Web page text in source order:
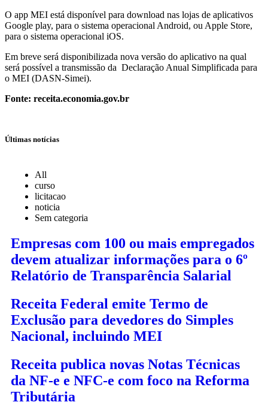
O app MEI está disponível para download nas lojas de aplicativos
Google play, para o sistema operacional Android, ou Apple Store,
para o sistema operacional iOS.
Em breve será disponibilizada nova versão do aplicativo na qual
será possível a transmissão da Declaração Anual Simplificada para
o MEI (DASN-Simei).
Fonte: receita.economia.gov.br
Últimas notícias
All
curso
licitacao
noticia
Sem categoria
Empresas com 100 ou mais empregados
devem atualizar informações para o 6º
Relatório de Transparência Salarial
Receita Federal emite Termo de
Exclusão para devedores do Simples
Nacional, incluindo MEI
Receita publica novas Notas Técnicas
da NF-e e NFC-e com foco na Reforma
Tributária